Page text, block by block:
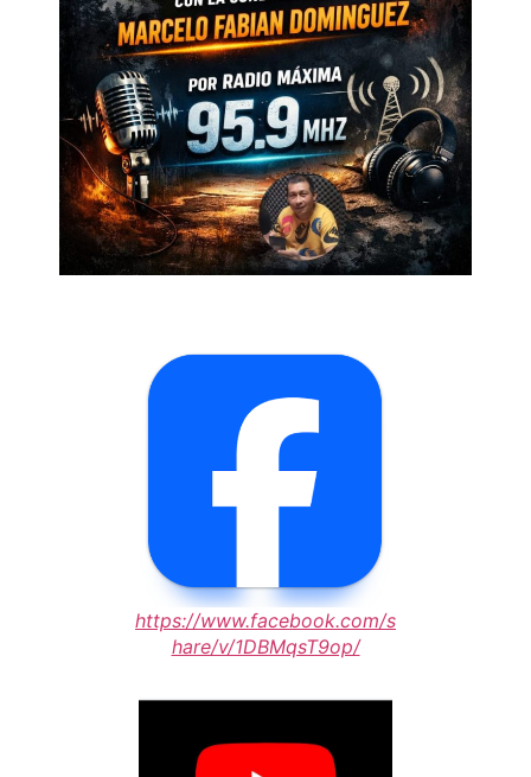
https://www.facebook.com/s
hare/v/1DBMqsT9op/